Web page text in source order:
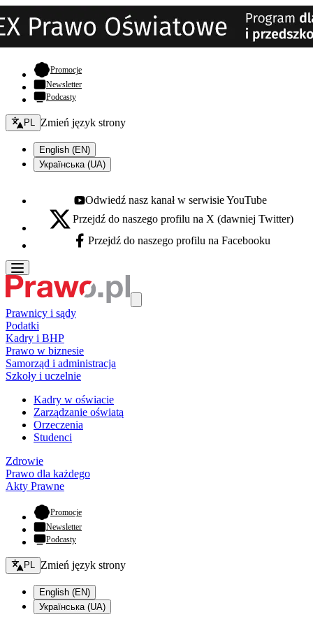
Promocje- otwiera się w nowej karcie
Newsletter
Podcasty
Zmień język - bieżący:
PL Zmień język strony
English (EN)
Українська (UA)
Youtube - otwiera się w nowej karcie
Odwiedź nasz kanał w serwisie YouTube
X - otwiera się w nowej karcie
Przejdź do naszego profilu na X (dawniej Twitter)
Facebook - otwiera się w nowej karcie
Przejdź do naszego profilu na Facebooku
Prawnicy i sądy
Podatki
Kadry i BHP
Prawo w biznesie
Samorząd i administracja
Szkoły i uczelnie
Kadry w oświacie
Zarządzanie oświatą
Orzeczenia
Studenci
Zdrowie
Prawo dla każdego
Akty Prawne
Promocje- otwiera się w nowej karcie
Newsletter
Podcasty
Zmień język - bieżący:
PL Zmień język strony
English (EN)
Українська (UA)